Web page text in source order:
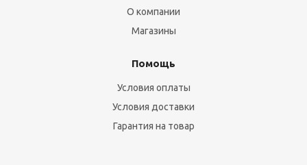
О компании
Магазины
Помощь
Условия оплаты
Условия доставки
Гарантия на товар